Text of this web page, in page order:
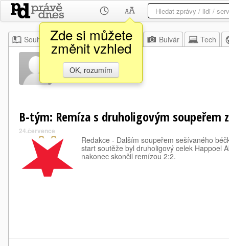
Zde si můžete
změnit vzhled
OK, rozumím
Souhrn Moje Z domova Bulvár Tech
Ryan Amir
B-tým: Remíza s druholigovým soupeřem
24.července
Redakce - Dalším soupeřem sešívaného
start soutěže byl druholigový celek Happoel
nakonec skončil remízou 2:2.